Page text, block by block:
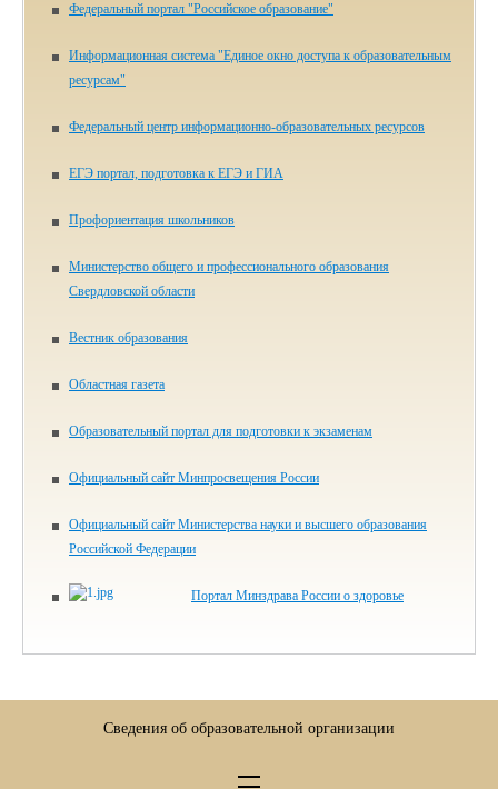
Федеральный портал "Российское образование"
Информационная система "Единое окно доступа к образовательным
ресурсам"
Федеральный центр информационно-образовательных ресурсов
ЕГЭ портал, подготовка к ЕГЭ и ГИА
Профориентация школьников
Министерство общего и профессионального образования
Свердловской области
Вестник образования
Областная газета
Образовательный портал для подготовки к экзаменам
Официальный сайт Минпросвещения России
Официальный сайт Министерства науки и высшего образования
Российской Федерации
Портал Минздрава России о здоровье
Сведения об образовательной организации